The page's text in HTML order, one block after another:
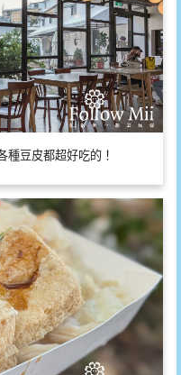
種豆皮都超好吃的！